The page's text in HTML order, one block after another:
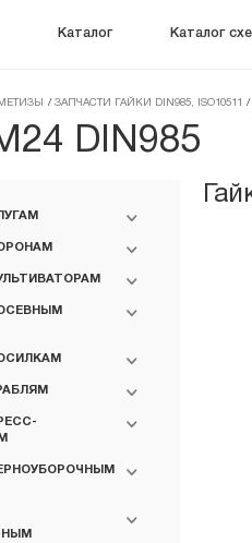
Каталог Каталог
МЕТИЗЫ / ЗАПЧАСТИ ГАЙКИ DIN985, ISO10511 /
DIN985